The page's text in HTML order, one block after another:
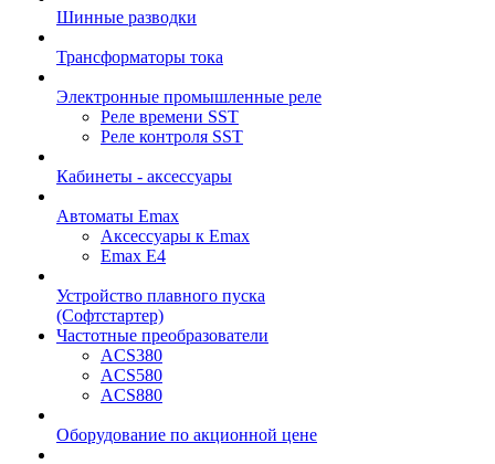
Шинные разводки
Трансформаторы тока
Электронные промышленные реле
Реле времени SST
Реле контроля SST
Кабинеты - аксессуары
Автоматы Emax
Аксессуары к Emax
Emax E4
Устройство плавного пуска
(Софтстартер)
Частотные преобразователи
ACS380
ACS580
ACS880
Оборудование по акционной цене